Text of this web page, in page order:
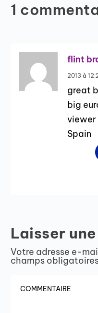
1
flint
2013 à
great
big
viewer
Spain
Laisser
Votre adresse e-
champs